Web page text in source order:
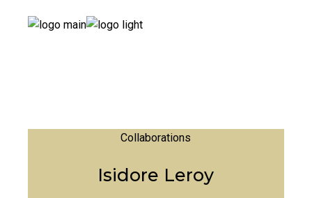
Collaborations
Isidore Leroy